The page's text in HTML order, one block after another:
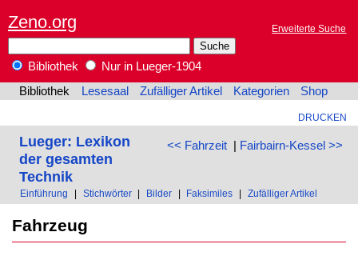
Zeno.org Erweiterte Suche
Bibliothek
Nur in Lueger-1904
Bibliothek
Lesesaal Zufälliger Artikel Kategorien Shop
DRUCKEN
<< Fahrzeit| Fairbairn-Kessel >>
Lueger: Lexikon
der gesamten
Technik
Einführung Stichwörter Bilder Faksimiles Zufälliger Artikel
Fahrzeug